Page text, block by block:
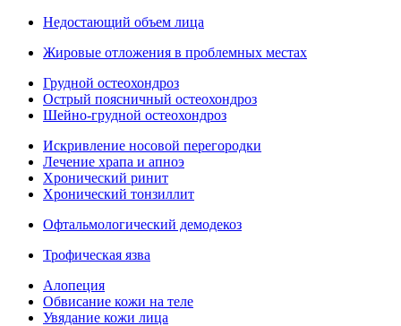
Недостающий объем лица
Жировые отложения в проблемных местах
Грудной остеохондроз
Острый поясничный остеохондроз
Шейно-грудной остеохондроз
Искривление носовой перегородки
Лечение храпа и апноэ
Хронический ринит
Хронический тонзиллит
Офтальмологический демодекоз
Трофическая язва
Алопеция
Обвисание кожи на теле
Увядание кожи лица